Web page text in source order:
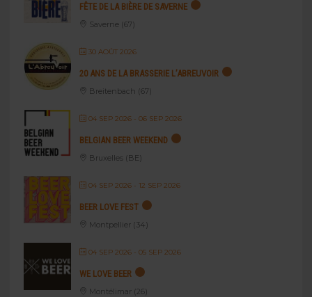
FÊTE DE LA BIÈRE DE SAVERNE
Saverne (67)
30 AOÛT 2026
20 ANS DE LA BRASSERIE L’ABREUVOIR
Breitenbach (67)
04 SEP 2026- 06 SEP 2026
BELGIAN BEER WEEKEND
Bruxelles (BE)
04 SEP 2026- 12 SEP 2026
BEER LOVE FEST
Montpellier (34)
04 SEP 2026- 05 SEP 2026
WE LOVE BEER
Montélimar (26)